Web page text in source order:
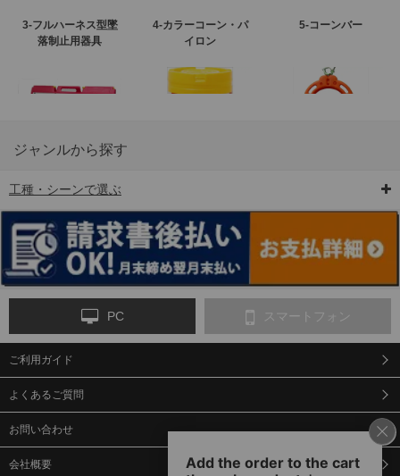
3-フルハーネス型墜
落制止用器具
4-カラーコーン・パ
イロン
5-コーンバー
6-矢印板/LED矢印板
ンス
9-点字マット・タイ
ジャンルから探す
工種・シーンで選ぶ
PC スマートフォン
ご利用ガイド
よくあるご質問
お問い合わせ
会社概要